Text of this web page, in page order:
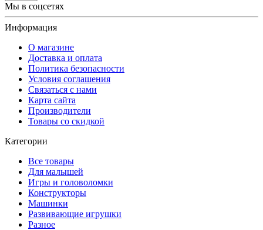
Мы в соцсетях
Информация
О магазине
Доставка и оплата
Политика безопасности
Условия соглашения
Связаться с нами
Карта сайта
Производители
Товары со скидкой
Категории
Все товары
Для малышей
Игры и головоломки
Конструкторы
Машинки
Развивающие игрушки
Разное